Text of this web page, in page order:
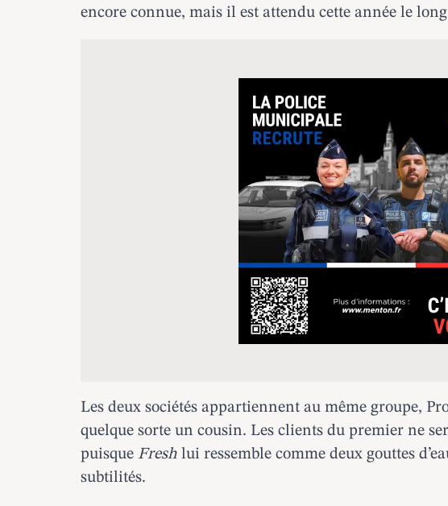
encore connue, mais il est attendu cette année le
Les deux sociétés appartiennent au même groupe,
quelque sorte un cousin. Les clients du premier ne
puisque Fresh lui ressemble comme deux gouttes
subtilités.